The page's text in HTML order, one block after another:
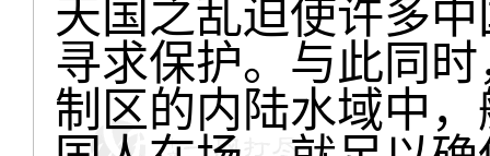
天国之乱迫使许多
寻求保护。与此同
制区的内陆水域中